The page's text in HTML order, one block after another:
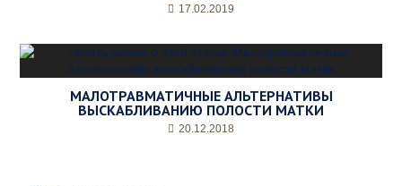
17.02.2019
МАЛОТРАВМАТИЧНЫЕ АЛЬТЕРНАТИВЫ
ВЫСКАБЛИВАНИЮ ПОЛОСТИ МАТКИ
20.12.2018